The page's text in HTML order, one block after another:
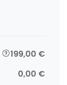
199,00 €
0,00 €